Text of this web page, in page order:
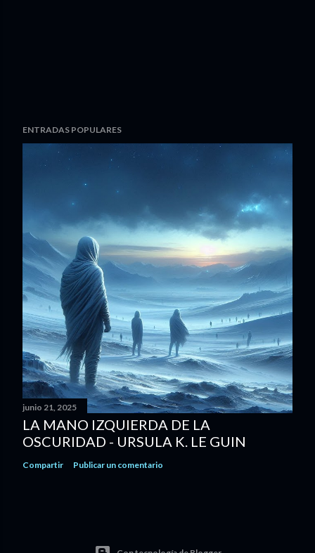
ENTRADAS POPULARES
junio 21, 2025
LA MANO IZQUIERDA DE LA
OSCURIDAD - URSULA K. LE GUIN
Compartir Publicar un comentario